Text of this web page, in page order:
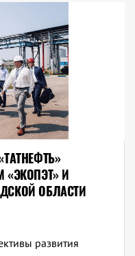
«ЭКОПЭТ» И
ОБЛАСТИ
развития